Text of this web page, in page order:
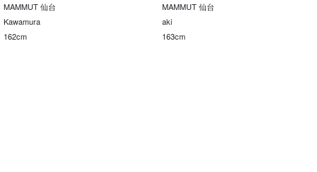
MAMMUT 仙台
Kawamura
162cm
MAMMUT 仙台
aki
163cm